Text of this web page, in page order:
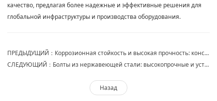
качество, предлагая более надежные и эффективные решения для
глобальной инфраструктуры и производства оборудования.
ПРЕДЫДУЩИЙ：Коррозионная стойкость и высокая прочность: конструкция и применение современных гаек из нержавеющей стали
СЛЕДУЮЩИЙ：Болты из нержавеющей стали: высокопрочные и устойчивые к коррозии промышленные соединители с сердечником
Назад